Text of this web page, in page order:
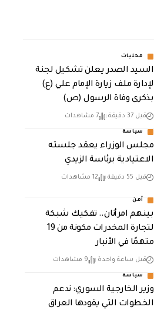
محليات
السيد الصدر يعلن تشكيل لجنة
لإدارة ملف زيارة الإمام علي (ع)
بذكرى وفاة الرسول (ص)
قبل 37 دقيقة 7 مشاهدات
سياسة
مجلس الوزراء يعقد جلسته
الاعتيادية برئاسة الزيدي
قبل 55 دقيقة 12 مشاهدات
أمن
بينهم امرأتان.. تفكيك شبكة
لتجارة المخدرات مكونة من 19
متهمًا في الأنبار
قبل ساعة واحدة 9 مشاهدات
سياسة
وزير الخارجية السوري: ندعم
الخطوات التي يقودها العراق